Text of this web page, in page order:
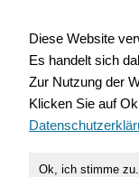
für
Diese Website
Es handelt sich
Zur Nutzung der
Klicken Sie auf
Ok, ich stimme zu.